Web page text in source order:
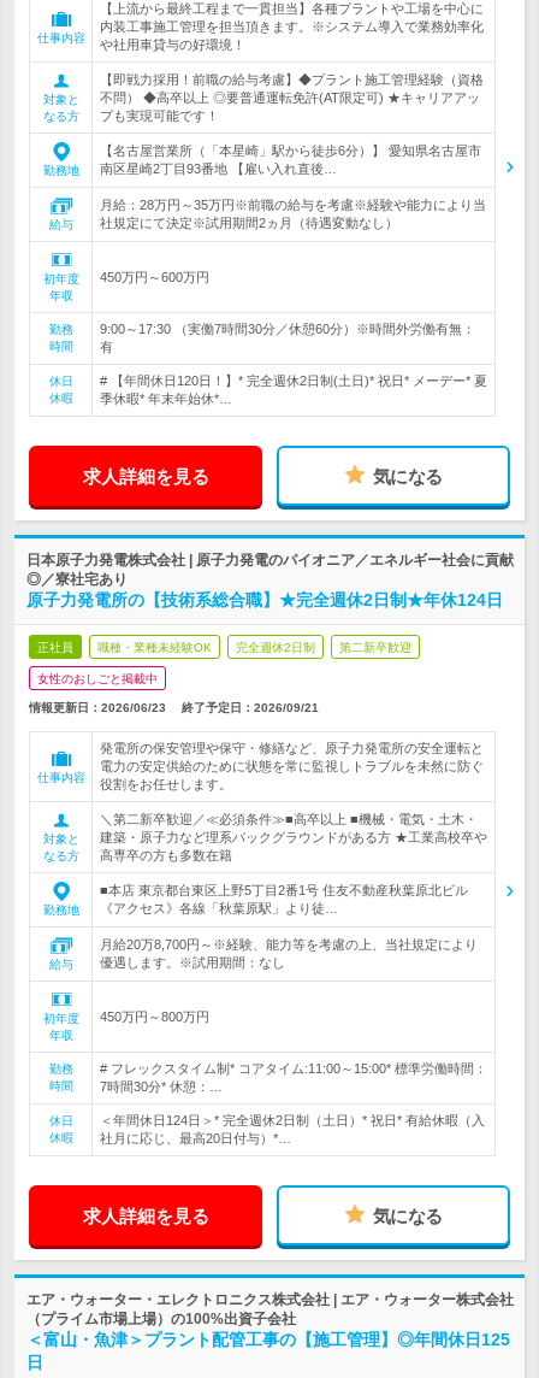
仕事内容
【上流から最終工程まで一貫担当】各種プラントや工場を中心に
内装工事施工管理を担当頂きます。※システム導入で業務効率化
や社用車貸与の好環境！
対象と
なる方
【即戦力採用！前職の給与考慮】◆プラント施工管理経験（資格
不問） ◆高卒以上 ◎要普通運転免許(AT限定可) ★キャリアアッ
プも実現可能です！
勤務地
【名古屋営業所（「本星崎」駅から徒歩6分）】 愛知県名古屋市
南区星崎2丁目93番地 【雇い入れ直後…
給与
月給：28万円～35万円※前職の給与を考慮※経験や能力により当
社規定にて決定※試用期間2ヵ月（待遇変動なし）
初年度
年収
450万円～600万円
勤務
時間
9:00～17:30 （実働7時間30分／休憩60分）※時間外労働有無：
有
休日
休暇
# 【年間休日120日！】* 完全週休2日制(土日)* 祝日* メーデー* 夏
季休暇* 年末年始休*…
求人詳細を見る 気になる
日本原子力発電株式会社 | 原子力発電のパイオニア／エネルギー社会に貢献
◎／寮社宅あり
原子力発電所の【技術系総合職】★完全週休2日制★年休124日
正社員 職種・業種未経験OK 完全週休2日制 第二新卒歓迎
女性のおしごと掲載中
情報更新日：2026/06/23 終了予定日： 2026/09/21
仕事内容
発電所の保安管理や保守・修繕など、原子力発電所の安全運転と
電力の安定供給のために状態を常に監視しトラブルを未然に防ぐ
役割をお任せします。
対象と
なる方
＼第二新卒歓迎／≪必須条件≫■高卒以上 ■機械・電気・土木・
建築・原子力など理系バックグラウンドがある方 ★工業高校卒や
高専卒の方も多数在籍
勤務地
■本店 東京都台東区上野5丁目2番1号 住友不動産秋葉原北ビル
《アクセス》各線「秋葉原駅」より徒…
給与
月給20万8,700円～※経験、能力等を考慮の上、当社規定により
優遇します。※試用期間：なし
初年度
年収
450万円～800万円
勤務
時間
# フレックスタイム制* コアタイム:11:00～15:00* 標準労働時間：
7時間30分* 休憩：…
休日
休暇
＜年間休日124日＞* 完全週休2日制（土日）* 祝日* 有給休暇（入
社月に応じ、最高20日付与）*…
求人詳細を見る 気になる
エア・ウォーター・エレクトロニクス株式会社 | エア・ウォーター株式会社
（プライム市場上場）の100%出資子会社
＜富山・魚津＞プラント配管工事の【施工管理】◎年間休日125
日